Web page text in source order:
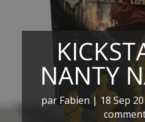
NANTY
par Fabien| 18 Sep